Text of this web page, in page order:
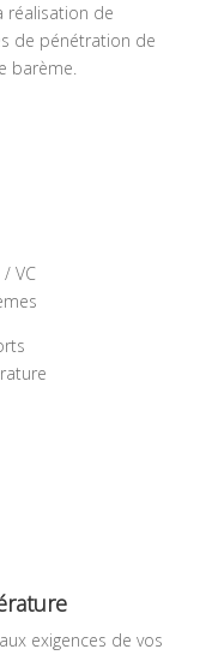
réalisation de
de pénétration de
barème.
/ VC
exigences de vos